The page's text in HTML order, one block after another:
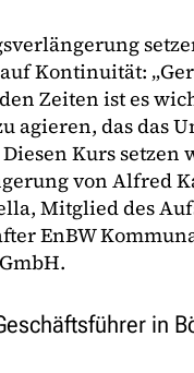
Kontinuität:
Zeiten ist es
agieren, das das
Kurs setzen
von Alfred
Mitglied des
EnBW
in